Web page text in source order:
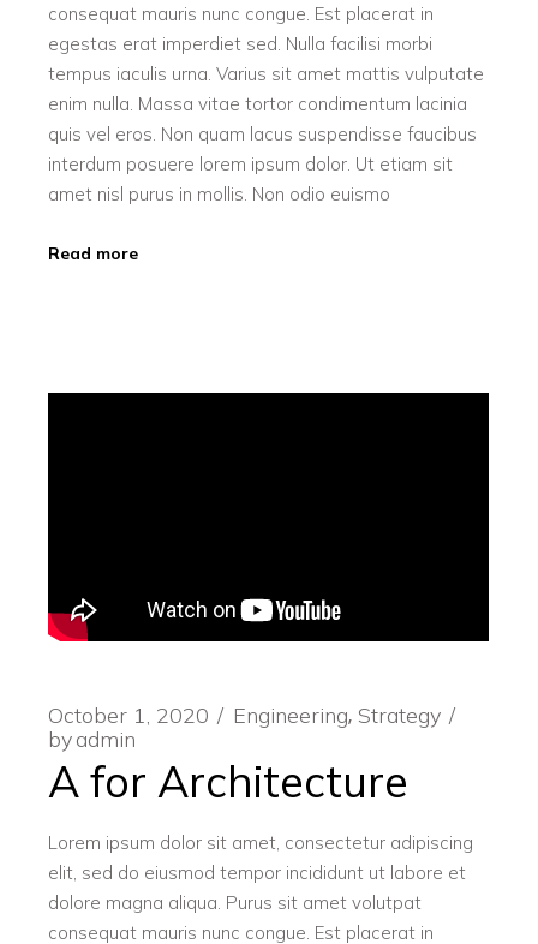
consequat mauris nunc congue. Est placerat in
egestas erat imperdiet sed. Nulla facilisi morbi
tempus iaculis urna. Varius sit amet mattis vulputate
enim nulla. Massa vitae tortor condimentum lacinia
quis vel eros. Non quam lacus suspendisse faucibus
interdum posuere lorem ipsum dolor. Ut etiam sit
amet nisl purus in mollis. Non odio euismo
Read more
October 1, 2020 Engineering Strategy
byadmin
A for Architecture
Lorem ipsum dolor sit amet, consectetur adipiscing
elit, sed do eiusmod tempor incididunt ut labore et
dolore magna aliqua. Purus sit amet volutpat
consequat mauris nunc congue. Est placerat in